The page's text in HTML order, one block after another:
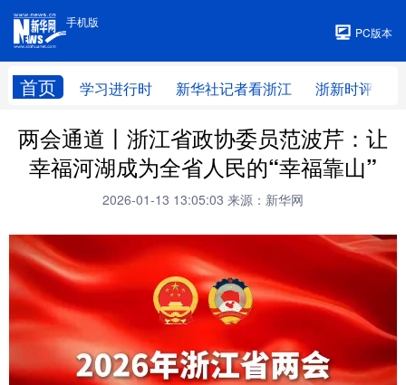
手机版
PC版本
首页 学习进行时 新华社记者看浙江 浙新时评
手机版
两会通道丨浙江省政协委员范波芹：让
幸福河湖成为全省人民的“幸福靠山”
2026-01-13 13:05:03 来源：新华网